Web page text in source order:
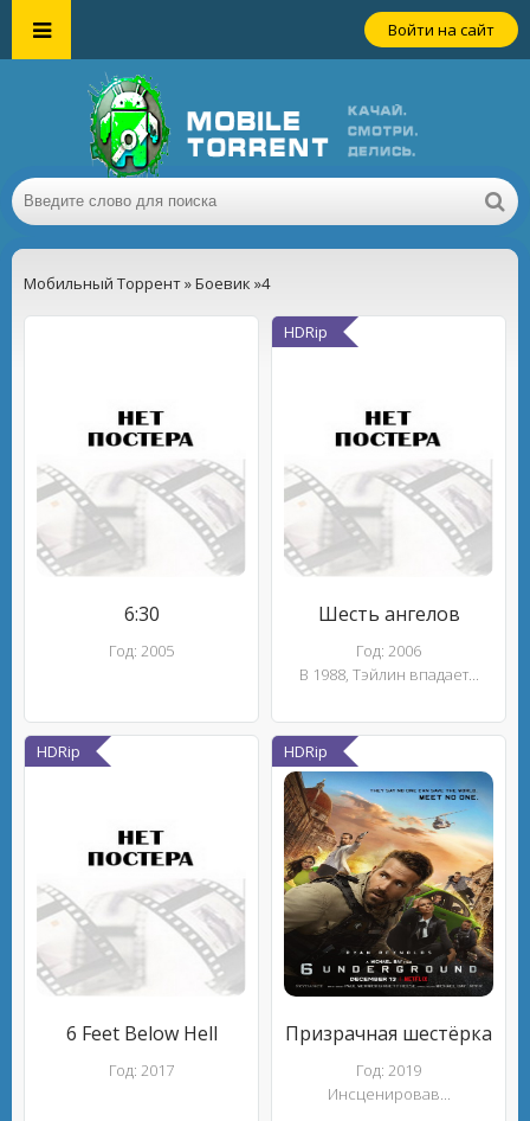
Войти на сайт
Мобильный Торрент»Боевик »4
6:30
Год: 2005
HDRip
Шесть ангелов
Год: 2006
В 1988, Тэйлин впадает...
HDRip
6 Feet Below Hell
Год: 2017
HDRip
Призрачная шестёрка
Год: 2019
Инсценировав...